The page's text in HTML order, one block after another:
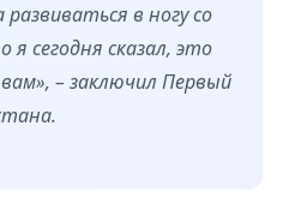
в ногу со
я сегодня сказал, это
– заключил Первый